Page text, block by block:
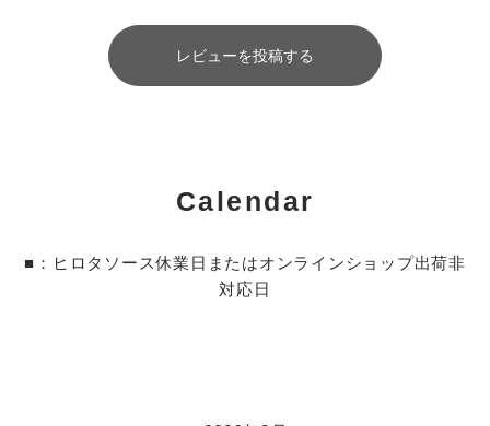
レビューを投稿する
Calendar
■：ヒロタソース休業日またはオンラインショップ出荷非
対応日